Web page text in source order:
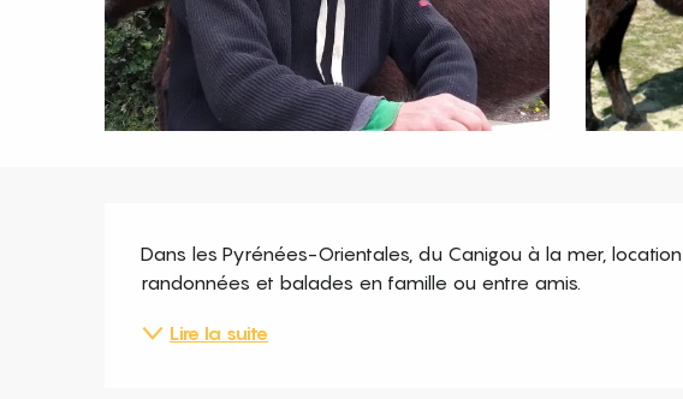
Description
Dans les Pyrénées-Orientales, du Canigou à la mer,
randonnées et balades en famille ou entre amis.
Lire la suite